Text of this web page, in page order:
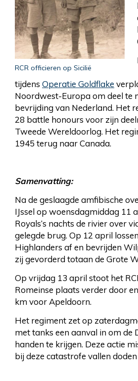
RCR officieren op Sicilië
tijdens Operatie Goldflake
Noordwest-Europa om deel te
bevrijding van Nederland. Het
28 battle honours voor zijn
Tweede Wereldoorlog. Het
1945 terug naar Canada.
Samenvatting:
Na de geslaagde amfibische
IJssel op woensdagmiddag 11
Royals‘s nachts de rivier over
gelegde brug. Op 12 april
Highlanders af en bevrijden
zij gevorderd totaan de Grote
Op vrijdag 13 april stoot het
Romeinse plaats verder door
km voor Apeldoorn.
Het regiment zet op
met tanks een aanval in om de
handen te krijgen. Deze actie
bij deze catastrofe vallen